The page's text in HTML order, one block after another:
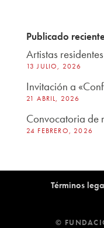
Publicado
Artistas
13 JULIO, 2026
Invitación a
21 ABRIL, 2026
Convocatoria de
24 FEBRERO, 2026
Términos
©